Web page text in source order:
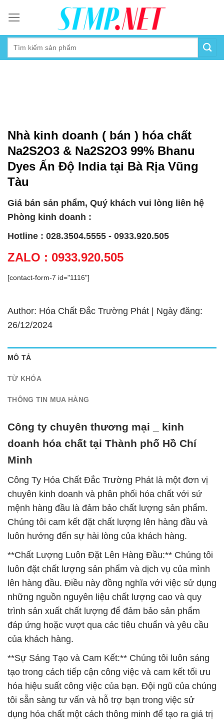
content
Nhà kinh doanh ( bán ) hóa chất
Na2S2O3 & Na2S2O3 99% Bhanu
Dyes Ấn Độ India tại Bà Rịa Vũng
Tàu
Giá bán sản phẩm, Quý khách vui lòng liên hệ
Phòng kinh doanh :
Hotline : 028.3504.5555 - 0933.920.505
ZALO : 0933.920.505
[contact-form-7 id="1116"]
Author: Hóa Chất Đắc Trường Phát | Ngày đăng:
26/12/2024
MÔ TẢ
TỪ KHÓA
THÔNG TIN MUA HÀNG
Công ty chuyên thương mại _ kinh
doanh hóa chất tại Thành phố Hồ Chí
Minh
Công Ty Hóa Chất Đắc Trường Phát là một đơn vị
chuyên kinh doanh và phân phối hóa chất với sứ
mệnh hàng đầu là đảm bảo chất lượng sản phẩm.
Chúng tôi cam kết đặt chất lượng lên hàng đầu và
luôn hướng đến sự hài lòng của khách hàng.
**Chất Lượng Luôn Đặt Lên Hàng Đầu:** Chúng tôi
luôn đặt chất lượng sản phẩm và dịch vụ của mình
lên hàng đầu. Điều này đồng nghĩa với việc sử dụng
những nguồn nguyên liệu chất lượng cao và quy
trình sản xuất chất lượng để đảm bảo sản phẩm
đáp ứng hoặc vượt qua các tiêu chuẩn và yêu cầu
của khách hàng.
**Sự Sáng Tạo và Cam Kết:** Chúng tôi luôn sáng
tạo trong cách tiếp cận công việc và cam kết tối ưu
hóa hiệu suất công việc của bạn. Đội ngũ của chúng
tôi sẵn sàng tư vấn và hỗ trợ bạn trong việc sử
dụng hóa chất một cách thông minh để tạo ra giá trị